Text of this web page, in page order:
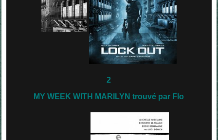
2
MY WEEK WITH MARILYN trouvé par Flo